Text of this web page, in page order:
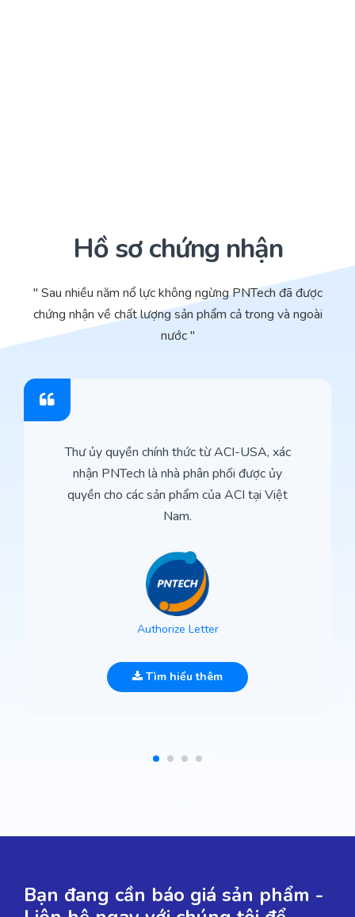
Hồ sơ chứng nhận
" Sau nhiều năm nổ lực không ngừng PNTech đã được
chứng nhận về chất lượng sản phẩm cả trong và ngoài
nước "
Thư ủy quyền chính thức từ ACI-USA, xác
nhận PNTech là nhà phân phối được ủy
quyền cho các sản phẩm của ACI tại Việt
Nam.
Authorize Letter
Tìm hiểu thêm
Bạn đang cần báo giá sản phẩm -